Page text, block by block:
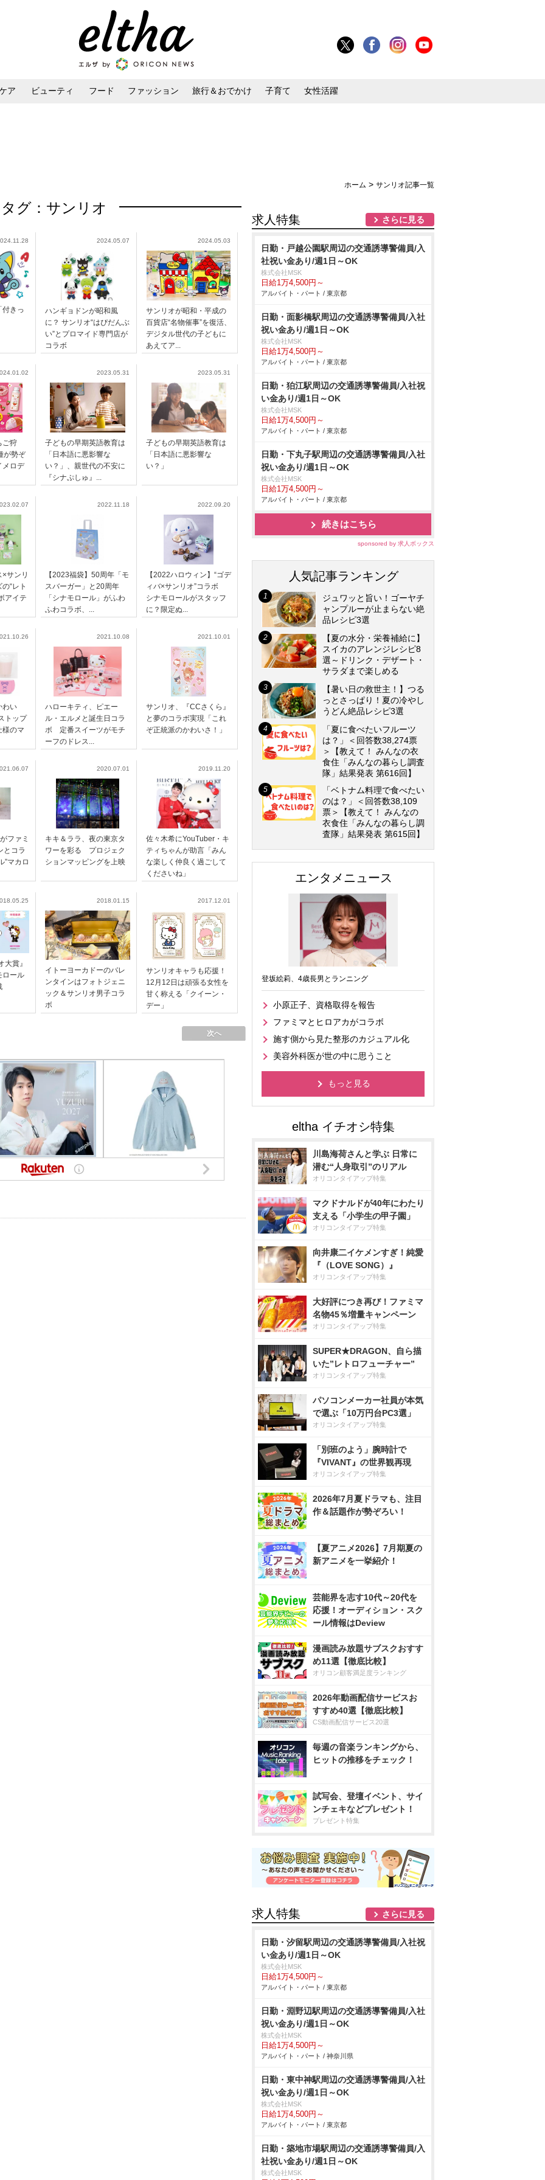
ア ビューティ フード ファッション 旅行＆おでかけ 子育て 女性活躍
ホーム > サンリオ記事一覧
タグ：サンリオ
付きっ
2024.05.07
ハンギョドンが昭和風
に？ サンリオ“はぴだんぶ
い”とプロマイド専門店が
コラボ
2024.05.03
サンリオが昭和・平成の
百貨店“名物催事”を復活、
デジタル世代の子どもに
あえてア...
ご狩
が勢ぞ
ロデ
2023.05.31
子どもの早期英語教育は
「日本語に悪影響な
い？」、親世代の不安に
『シナぷしゅ』...
2023.05.31
子どもの早期英語教育は
「日本語に悪影響な
い？」
サンリ
“レト
アイテ
2022.11.18
【2023福袋】50周年「モ
スバーガー」と20周年
「シナモロール」がふわ
ふわコラボ、...
2022.09.20
【2022ハロウィン】“ゴデ
ィバ×サンリオ”コラボ
シナモロールがスタッフ
に？限定ぬ...
わい
トップ
様のマ
2021.10.08
ハローキティ、ピエー
ル・エルメと誕生日コラ
ボ 定番スイーツがモチ
ーフのドレス...
2021.10.01
サンリオ、『CCさくら』
と夢のコラボ実現「これ
ぞ正統派のかわいさ！」
ファミ
とコラ
”マカロ
2020.07.01
キキ＆ララ、夜の東京タ
ワーを彩る プロジェク
ションマッピングを上映
2019.11.20
佐々木希にYouTuber・キ
ティちゃんが助言「みん
な楽しく仲良く過ごして
くださいね」
賞』
ール
2018.01.15
イトーヨーカドーのバレ
ンタインはフォトジェニ
ック＆サンリオ男子コラ
ボ
2017.12.01
サンリオキャラも応援！
12月12日は頑張る女性を
甘く称える「クイーン・
デー」
次へ
求人特集 さらに見る
日勤・戸越公園駅周辺の交通誘導警備員/入
社祝い金あり/週1日～OK
株式会社MSK
日給1万4,500円～
アルバイト・パート / 東京都
日勤・面影橋駅周辺の交通誘導警備員/入社
祝い金あり/週1日～OK
株式会社MSK
日給1万4,500円～
アルバイト・パート / 東京都
日勤・狛江駅周辺の交通誘導警備員/入社祝
い金あり/週1日～OK
株式会社MSK
日給1万4,500円～
アルバイト・パート / 東京都
日勤・下丸子駅周辺の交通誘導警備員/入社
祝い金あり/週1日～OK
株式会社MSK
日給1万4,500円～
アルバイト・パート / 東京都
続きはこちら
sponsored by 求人ボックス
人気記事ランキング
ジュワッと旨い！ゴーヤチ
ャンプルーが止まらない絶
品レシピ3選
【夏の水分・栄養補給に】
スイカのアレンジレシピ8
選～ドリンク・デザート・
サラダまで楽しめる
【暑い日の救世主！】つる
っとさっぱり！夏の冷やし
うどん絶品レシピ3選
「夏に食べたいフルーツ
は？」＜回答数38,274票
＞【教えて！ みんなの衣
食住「みんなの暮らし調査
隊」結果発表 第616回】
「ベトナム料理で食べたい
のは？」＜回答数38,109
票＞【教えて！ みんなの
衣食住「みんなの暮らし調
査隊」結果発表 第615回】
エンタメニュース
登坂絵莉、4歳長男とランニング
小原正子、資格取得を報告
ファミマとヒロアカがコラボ
施す側から見た整形のカジュアル化
美容外科医が世の中に思うこと
もっと見る
川島海荷さんと学ぶ 日常に
潜む“人身取引”のリアル
オリコンタイアップ特集
マクドナルドが40年にわたり
支える「小学生の甲子園」
オリコンタイアップ特集
向井康二イケメンすぎ！純愛
『（LOVE SONG）』
オリコンタイアップ特集
大好評につき再び！ファミマ
名物45％増量キャンペーン
オリコンタイアップ特集
SUPER★DRAGON、自ら描
いた”レトロフューチャー”
オリコンタイアップ特集
パソコンメーカー社員が本気
で選ぶ「10万円台PC3選」
オリコンタイアップ特集
「別班のよう」腕時計で
『VIVANT』の世界観再現
オリコンタイアップ特集
2026年7月夏ドラマも、注目
作＆話題作が勢ぞろい！
【夏アニメ2026】7月期夏の
新アニメを一挙紹介！
芸能界を志す10代～20代を
応援！オーディション・スク
ール情報はDeview
漫画読み放題サブスクおすす
め11選【徹底比較】
オリコン顧客満足度ランキング
2026年動画配信サービスお
すすめ40選【徹底比較】
CS動画配信サービス20選
毎週の音楽ランキングから、
ヒットの推移をチェック！
試写会、登壇イベント、サイ
ンチェキなどプレゼント！
プレゼント特集
求人特集 さらに見る
日勤・汐留駅周辺の交通誘導警備員/入社祝
い金あり/週1日～OK
株式会社MSK
日給1万4,500円～
アルバイト・パート / 東京都
日勤・淵野辺駅周辺の交通誘導警備員/入社
祝い金あり/週1日～OK
株式会社MSK
日給1万4,500円～
アルバイト・パート / 神奈川県
日勤・東中神駅周辺の交通誘導警備員/入社
祝い金あり/週1日～OK
株式会社MSK
日給1万4,500円～
アルバイト・パート / 東京都
日勤・築地市場駅周辺の交通誘導警備員/入
社祝い金あり/週1日～OK
株式会社MSK